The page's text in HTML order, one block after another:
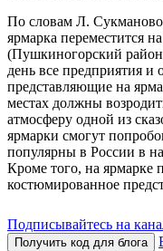
По словам Л.
ярмарка переместится
(Пушкиногорский
день все предприятия и
представляющие на
местах должны
атмосферу одной из
ярмарки смогут
популярны в России в
Кроме того, на ярмарке
костюмированное
Подписывайтесь на
Получить код для блога